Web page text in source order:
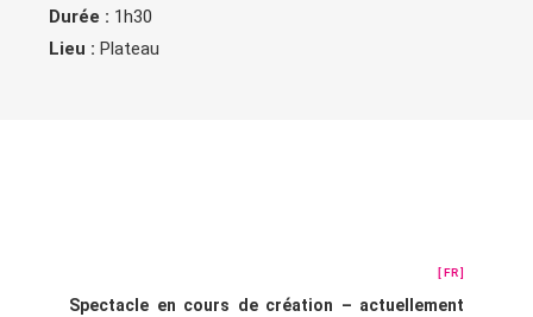
Durée : 1h30
Lieu : Plateau
[ FR ]
Spectacle en cours de création – actuellement